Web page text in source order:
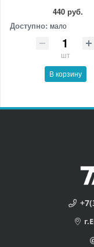
440 руб.
Доступно: мало
шт
В корзину